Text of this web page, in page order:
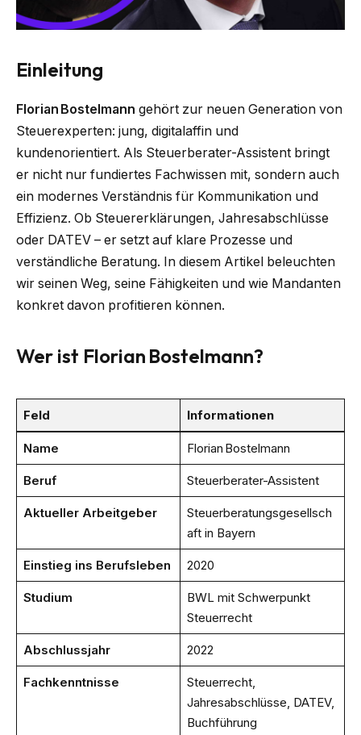
Einleitung
Florian Bostelmann gehört zur neuen Generation von
Steuerexperten: jung, digitalaffin und
kundenorientiert. Als Steuerberater-Assistent bringt
er nicht nur fundiertes Fachwissen mit, sondern auch
ein modernes Verständnis für Kommunikation und
Effizienz. Ob Steuererklärungen, Jahresabschlüsse
oder DATEV – er setzt auf klare Prozesse und
verständliche Beratung. In diesem Artikel beleuchten
wir seinen Weg, seine Fähigkeiten und wie Mandanten
konkret davon profitieren können.
Wer ist Florian Bostelmann?
Feld Informationen
Name Florian Bostelmann
Beruf Steuerberater-Assistent
Aktueller Arbeitgeber
Steuerberatungsgesellsch
aft in Bayern
Einstieg ins Berufsleben 2020
Studium
BWL mit Schwerpunkt
Steuerrecht
Abschlussjahr 2022
Fachkenntnisse
Steuerrecht,
Jahresabschlüsse, DATEV,
Buchführung